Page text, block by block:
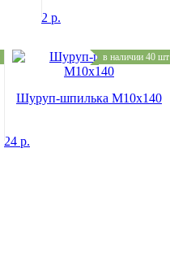
2 р.
в наличии 40 шт
Шуруп-шпилька M10x140
24 р.